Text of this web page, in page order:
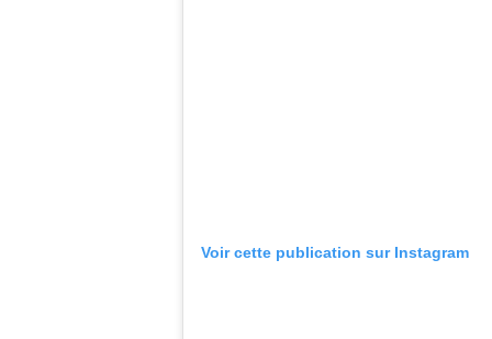
Voir cette publication sur Instagram